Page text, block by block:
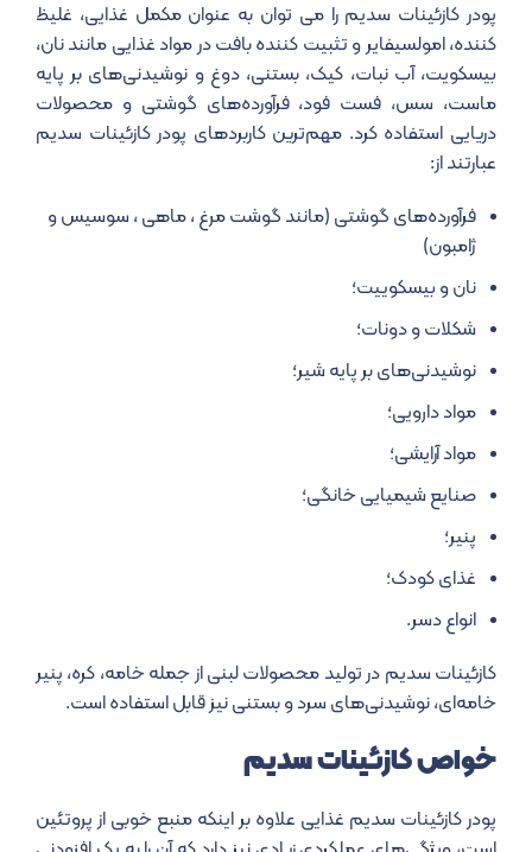
پودر کازئینات سدیم را می توان به عنوان مکمل غذایی، غلیظ
کننده، امولسیفایر و تثبیت کننده بافت در مواد غذایی مانند نان،
بیسکویت، آب نبات، کیک، بستنی، دوغ و نوشیدنی‌های بر پایه
ماست، سس، فست فود، فرآورده‌های گوشتی و محصولات
دریایی استفاده کرد. مهم‌ترین کاربردهای پودر کازئینات سدیم
عبارتند از:
فرآورده‌های گوشتی (مانند گوشت مرغ ، ماهی ، سوسیس و
ژامبون)
نان و بیسکوییت؛
شکلات و دونات؛
نوشیدنی‌های بر پایه شیر؛
مواد دارویی؛
مواد آرایشی؛
صنایع شیمیایی خانگی؛
پنیر؛
غذای کودک؛
انواع دسر.
کازئینات سدیم در تولید محصولات لبنی از جمله خامه، کره، پنیر
خامه‌ای، نوشیدنی‌های سرد و بستنی نیز قابل استفاده است.
خواص کازئینات سدیم
پودر کازئینات سدیم غذایی علاوه بر اینکه منبع خوبی از پروتئین